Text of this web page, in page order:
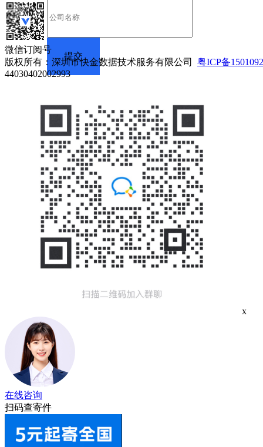
微信订阅号
版权所有：深圳市快金数据技术服务有限公司 粤ICP备
44030402002993
x
在线咨询
扫码查寄件